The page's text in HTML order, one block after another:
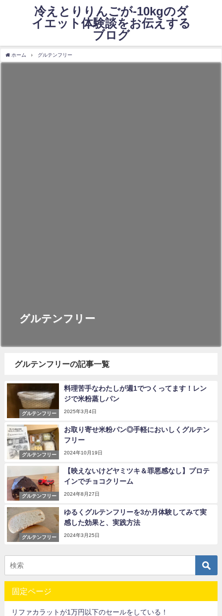
冷えとりりんごが-10kgのダ
イエット体験談をお伝えする
ブログ
ホーム グルテンフリー
グルテンフリー
グルテンフリーの記事一覧
グルテンフリー
料理苦手なわたしが週1でつくってます！レン
ジで米粉蒸しパン
2025年3月4日
グルテンフリー
お取り寄せ米粉パン◎手軽においしくグルテン
フリー
2024年10月19日
グルテンフリー
【映えないけどヤミツキ＆罪悪感なし】プロテ
インでチョコクリーム
2024年8月27日
グルテンフリー
ゆるくグルテンフリーを3か月体験してみて実
感した効果と、実践方法
2024年3月25日
固定ページ
リファカラットが1万円以下のセールをしている！